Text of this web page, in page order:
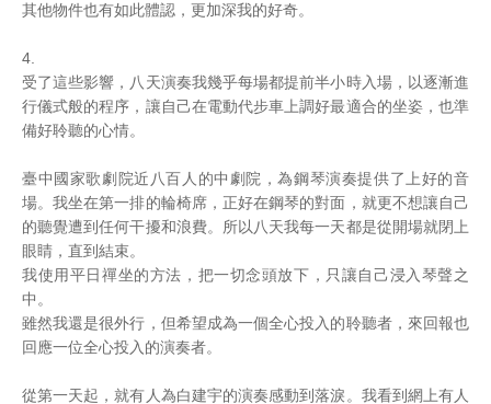
其他物件也有如此體認，更加深我的好奇。
4.
受了這些影響，八天演奏我幾乎每場都提前半小時入場，以逐漸進
行儀式般的程序，讓自己在電動代步車上調好最適合的坐姿，也準
備好聆聽的心情。
臺中國家歌劇院近八百人的中劇院，為鋼琴演奏提供了上好的音
場。我坐在第一排的輪椅席，正好在鋼琴的對面，就更不想讓自己
的聽覺遭到任何干擾和浪費。所以八天我每一天都是從開場就閉上
眼睛，直到結束。
我使用平日禪坐的方法，把一切念頭放下，只讓自己浸入琴聲之
中。
雖然我還是很外行，但希望成為一個全心投入的聆聽者，來回報也
回應一位全心投入的演奏者。
從第一天起，就有人為白建宇的演奏感動到落淚。我看到網上有人